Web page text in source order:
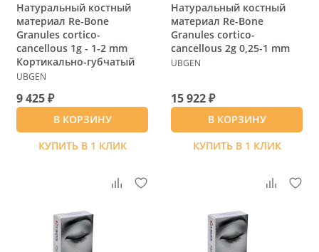
Натуральный костный
материал Re-Bone
Granules cortico-
cancellous 1g - 1-2 mm
Кортикально-губчатый
UBGEN
9 425 ₽
В КОРЗИНУ
КУПИТЬ В 1 КЛИК
Натуральный костный
материал Re-Bone
Granules cortico-
cancellous 2g 0,25-1 mm
UBGEN
15 922 ₽
В КОРЗИНУ
КУПИТЬ В 1 КЛИК